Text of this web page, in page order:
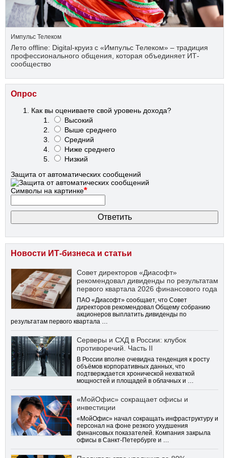
Импульс Телеком
Лето offline: Digital-круиз с «Импульс Телеком» – традиция
профессионального общения, которая объединяет ИТ-
сообщество
Опрос
Как вы оцениваете свой уровень дохода?
Высокий
Выше среднего
Средний
Ниже среднего
Низкий
Защита от автоматических сообщений
Символы на картинке*
Новости ИТ-бизнеса и статьи
Совет директоров «Диасофт»
рекомендовал дивиденды по результатам
первого квартала 2026 финансового года
ПАО «Диасофт» сообщает, что Совет
директоров рекомендовал Общему собранию
акционеров выплатить дивиденды по
результатам первого квартала …
Серверы и СХД в России: клубок
противоречий. Часть II
В России вполне очевидна тенденция к росту
объёмов корпоративных данных, что
подтверждается хронической нехваткой
мощностей и площадей в облачных и …
«МойОфис» сокращает офисы и
инвестиции
«МойОфис» начал сокращать инфраструктуру и
персонал на фоне резкого ухудшения
финансовых показателей. Компания закрыла
офисы в Санкт-Петербурге и …